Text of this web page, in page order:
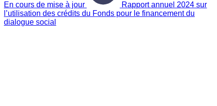
En cours de mise à jour
Rapport annuel 2024 sur
l’utilisation des crédits du Fonds pour le financement du
dialogue social